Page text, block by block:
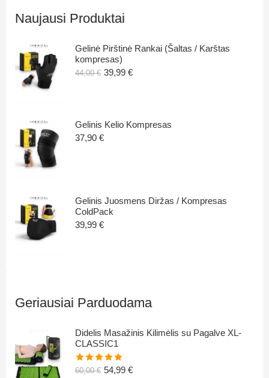
Naujausi Produktai
Gelinė Pirštinė Rankai (Šaltas / Karštas
kompresas)
44,00€ 39,99 €
Gelinis Kelio Kompresas
37,90 €
Gelinis Juosmens Diržas / Kompresas
ColdPack
39,99 €
Geriausiai Parduodama
Didelis Masažinis Kilimėlis su Pagalve XL-
CLASSIC1
Įvertinimas:
60,00€ 54,99 €